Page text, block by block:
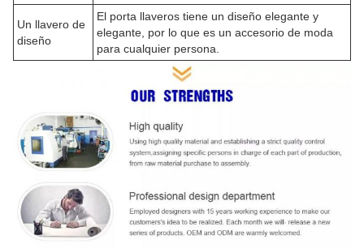
Un llavero de
diseño
El porta llaveros tiene un diseño elegante y
elegante, por lo que es un accesorio de moda
para cualquier persona.